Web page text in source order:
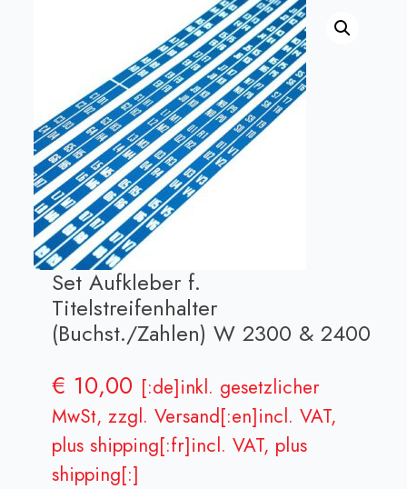
Set Aufkleber f.
Titelstreifenhalter
(Buchst./Zahlen) W 2300 & 2400
€ 10,00 [:de]inkl. gesetzlicher
MwSt, zzgl. Versand[:en]incl. VAT,
plus shipping[:fr]incl. VAT, plus
shipping[:]